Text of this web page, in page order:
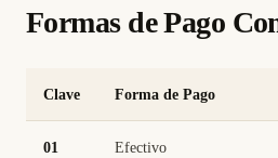
Formas de Pago
Clave Forma de Pago
01 Efectivo